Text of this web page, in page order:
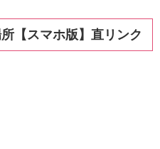
【スマホ版】直リンク